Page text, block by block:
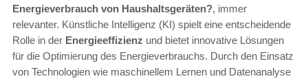
Energieverbrauch von Haushaltsgeräten?, immer
relevanter. Künstliche Intelligenz (KI) spielt eine entscheidende
Rolle in der Energieeffizienz und bietet innovative Lösungen
für die Optimierung des Energieverbrauchs. Durch den Einsatz
von Technologien wie maschinellem Lernen und Datenanalyse